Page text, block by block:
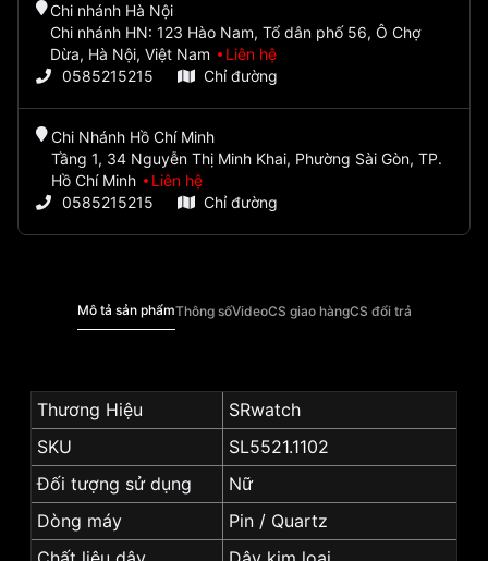
Chi nhánh Hà Nội
Chi nhánh HN: 123 Hào Nam, Tổ dân phố 56, Ô Chợ
Dừa, Hà Nội, Việt Nam
Liên hệ
0585215215
Chỉ đường
Chi Nhánh Hồ Chí Minh
Tầng 1, 34 Nguyễn Thị Minh Khai, Phường Sài Gòn, TP.
Hồ Chí Minh
Liên hệ
0585215215
Chỉ đường
Mô tả sản phẩmThông sốVideoCS giao hàngCS đổi trả
Thương Hiệu
SRwatch
SKU
SL5521.1102
Đối tượng sử dụng
Nữ
Dòng máy
Pin / Quartz